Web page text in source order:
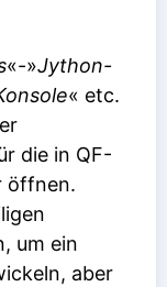
«-»Jython-
« etc.
die in QF-
öffnen.
um ein
aber